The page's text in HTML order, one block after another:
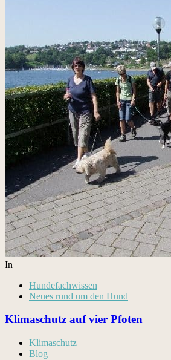
In
Hundefachwissen
Neues rund um den Hund
Klimaschutz auf vier Pfoten
Klimaschutz
Blog